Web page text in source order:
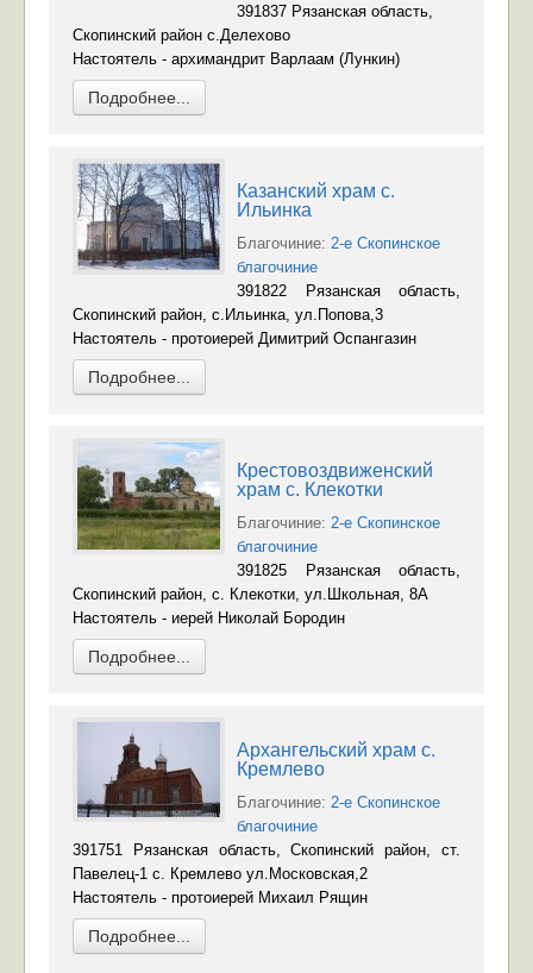
391837 Рязанская область,
Скопинский район с.Делехово
Настоятель - архимандрит Варлаам (Лункин)
Подробнее...
Казанский храм с.
Ильинка
Благочиние: 2-е Скопинское
благочиние
391822 Рязанская область,
Скопинский район, с.Ильинка, ул.Попова,3
Настоятель - протоиерей Димитрий Оспангазин
Подробнее...
Крестовоздвиженский
храм с. Клекотки
Благочиние: 2-е Скопинское
благочиние
391825 Рязанская область,
Скопинский район, с. Клекотки, ул.Школьная, 8А
Настоятель - иерей Николай Бородин
Подробнее...
Архангельский храм с.
Кремлево
Благочиние: 2-е Скопинское
благочиние
391751 Рязанская область, Скопинский район, ст.
Павелец-1 с. Кремлево ул.Московская,2
Настоятель - протоиерей Михаил Рящин
Подробнее...